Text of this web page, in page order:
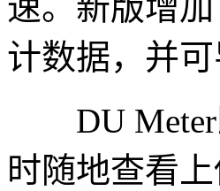
计数据，并
DU Meter
时随地查看